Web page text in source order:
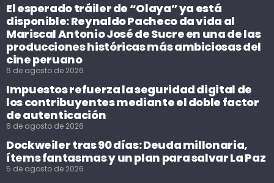
El esperado tráiler de “Olaya” ya está
disponible: Reynaldo Pacheco da vida al
Mariscal Antonio José de Sucre en una de las
producciones históricas más ambiciosas del
cine peruano
6 de agosto de 2026
Impuestos refuerza la seguridad digital de
los contribuyentes mediante el doble factor
de autenticación
6 de agosto de 2026
Dockweiler tras 90 días: Deuda millonaria,
ítems fantasmas y un plan para salvar La Paz
5 de agosto de 2026